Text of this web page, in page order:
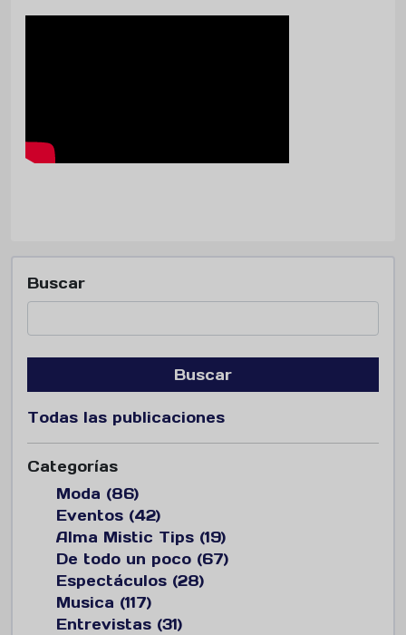
Buscar
Buscar
Todas las publicaciones
Categorías
Moda (86)
Eventos (42)
Alma Mistic Tips (19)
De todo un poco (67)
Espectáculos (28)
Musica (117)
Entrevistas (31)